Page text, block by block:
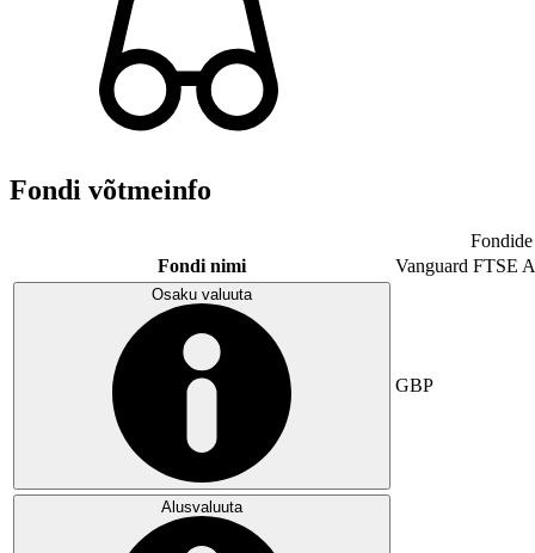
Fondi võtmeinfo
Fondi nimi
Vanguard FTSE
Osaku valuuta
GBP
Alusvaluuta